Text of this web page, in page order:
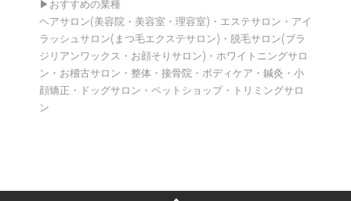
▶︎おすすめの業種
ヘアサロン(美容院・美容室・理容室)・エステサロン・アイ
ラッシュサロン(まつ毛エクステサロン)・脱毛サロン(ブラ
ジリアンワックス・お顔そりサロン)・ホワイトニングサロ
ン・お稽古サロン・整体・接骨院・ボディケア・鍼灸・小
顔矯正・ドッグサロン・ペットショップ・トリミングサロ
ン